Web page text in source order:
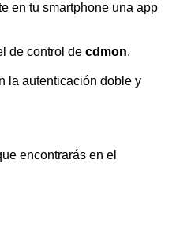
en tu smartphone una app
de control de cdmon.
la autenticación doble y
encontrarás en el